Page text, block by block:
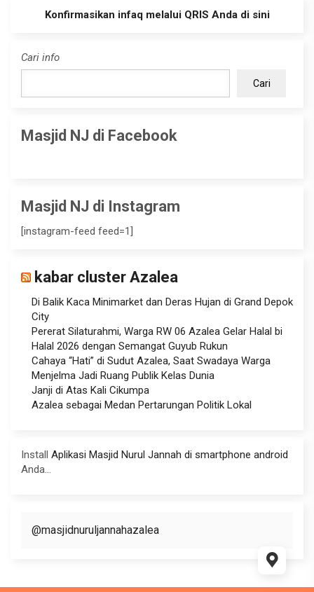
Konfirmasikan infaq melalui QRIS Anda di sini
Cari info
Cari
Masjid NJ di Facebook
Masjid NJ di Instagram
[instagram-feed feed=1]
kabar cluster Azalea
Di Balik Kaca Minimarket dan Deras Hujan di Grand Depok
City
Pererat Silaturahmi, Warga RW 06 Azalea Gelar Halal bi
Halal 2026 dengan Semangat Guyub Rukun
Cahaya “Hati” di Sudut Azalea, Saat Swadaya Warga
Menjelma Jadi Ruang Publik Kelas Dunia
Janji di Atas Kali Cikumpa
Azalea sebagai Medan Pertarungan Politik Lokal
Install Aplikasi Masjid Nurul Jannah di smartphone android
Anda...
@masjidnuruljannahazalea